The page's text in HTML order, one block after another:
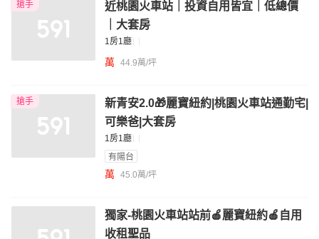
搶手
近桃園火車站｜投資自用皆宜｜低總價
｜大套房
1房1廳
萬 44.9萬/坪
搶手
新青安2.0🎁麗寶紐約|桃園火車站通勤宅|
可樂爸|大套房
1房1廳
有陽台
萬 45.0萬/坪
獨家-桃園火車站站前🍎麗寶紐約🍎自用
收租聖品